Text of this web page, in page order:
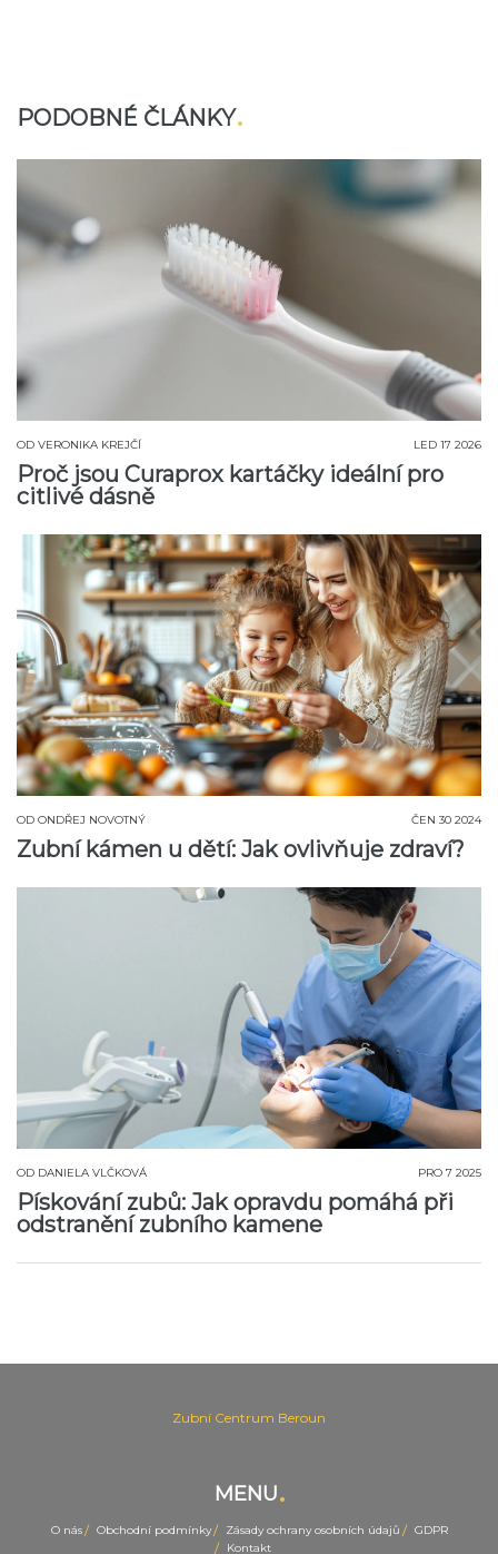
PODOBNÉ ČLÁNKY
OD VERONIKA KREJČÍ LED 17 2026
Proč jsou Curaprox kartáčky ideální pro
citlivé dásně
OD ONDŘEJ NOVOTNÝ ČEN 30 2024
Zubní kámen u dětí: Jak ovlivňuje zdraví?
OD DANIELA VLČKOVÁ PRO 7 2025
Pískování zubů: Jak opravdu pomáhá při
odstranění zubního kamene
Zubní Centrum Beroun
MENU
O nás Obchodní podmínky Zásady ochrany osobních údajů
GDPR
Kontakt